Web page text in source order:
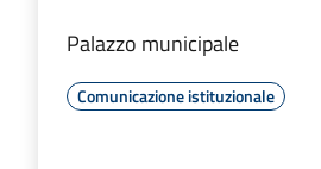
Palazzo municipale
Comunicazione istituzionale